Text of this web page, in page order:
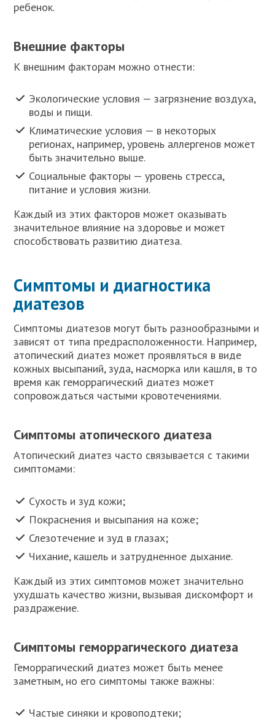
ребенок.
Внешние факторы
К внешним факторам можно отнести:
Экологические условия — загрязнение воздуха,
воды и пищи.
Климатические условия — в некоторых
регионах, например, уровень аллергенов может
быть значительно выше.
Социальные факторы — уровень стресса,
питание и условия жизни.
Каждый из этих факторов может оказывать
значительное влияние на здоровье и может
способствовать развитию диатеза.
Симптомы и диагностика
диатезов
Симптомы диатезов могут быть разнообразными и
зависят от типа предрасположенности. Например,
атопический диатез может проявляться в виде
кожных высыпаний, зуда, насморка или кашля, в то
время как геморрагический диатез может
сопровождаться частыми кровотечениями.
Симптомы атопического диатеза
Атопический диатез часто связывается с такими
симптомами:
Сухость и зуд кожи;
Покраснения и высыпания на коже;
Слезотечение и зуд в глазах;
Чихание, кашель и затрудненное дыхание.
Каждый из этих симптомов может значительно
ухудшать качество жизни, вызывая дискомфорт и
раздражение.
Симптомы геморрагического диатеза
Геморрагический диатез может быть менее
заметным, но его симптомы также важны:
Частые синяки и кровоподтеки;